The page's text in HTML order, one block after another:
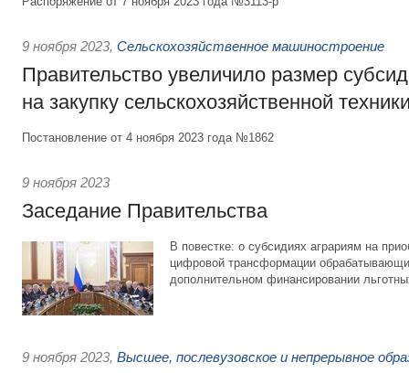
9 ноября 2023, Сельскохозяйственное машиностроение
Правительство увеличило размер
на закупку сельскохозяйственной
Постановление от 4 ноября 2023 года №1862
9 ноября 2023
Заседание Правительства
В повестке: о субсидиях аграриям на
цифровой трансформации
дополнительном финансировании
9 ноября 2023, Высшее, послевузовское и непрерывное